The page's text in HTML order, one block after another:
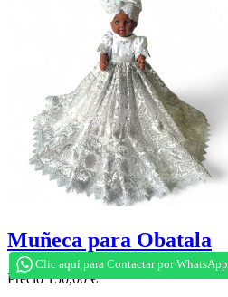
Clic aquí para Contactar por WhatsApp
Muñeca para Obatala
Precio 150,00 €